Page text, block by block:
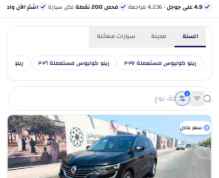
4.9 على جوجل · 4,236 مراجعة فحص 200 نقطة لكل سيارة اشترِ الآن
السنة مدينة سيارات مماثلة
رينو كوليوس مستعملة ٢٠٢٧ رينو كوليوس مستعملة ٢٠٢٦ رينو
2
سعر عادل